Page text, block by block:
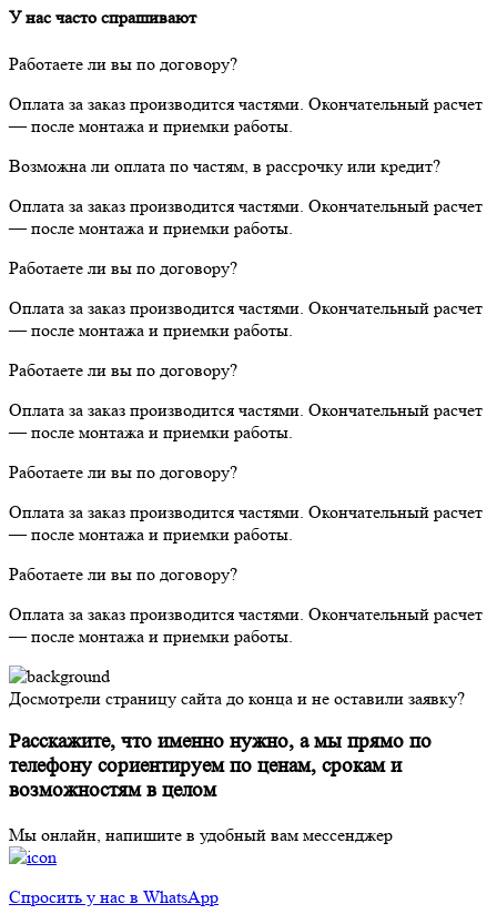
У нас часто спрашивают
Работаете ли вы по договору?
Оплата за заказ производится частями. Окончательный расчет
— после монтажа и приемки работы.
Возможна ли оплата по частям, в рассрочку или кредит?
Оплата за заказ производится частями. Окончательный расчет
— после монтажа и приемки работы.
Работаете ли вы по договору?
Оплата за заказ производится частями. Окончательный расчет
— после монтажа и приемки работы.
Работаете ли вы по договору?
Оплата за заказ производится частями. Окончательный расчет
— после монтажа и приемки работы.
Работаете ли вы по договору?
Оплата за заказ производится частями. Окончательный расчет
— после монтажа и приемки работы.
Работаете ли вы по договору?
Оплата за заказ производится частями. Окончательный расчет
— после монтажа и приемки работы.
Досмотрели страницу сайта до конца и не оставили заявку?
Расскажите, что именно нужно, а мы прямо по
телефону сориентируем по ценам, срокам и
возможностям в целом
Мы онлайн, напишите в удобный вам мессенджер
Спросить у нас в WhatsApp